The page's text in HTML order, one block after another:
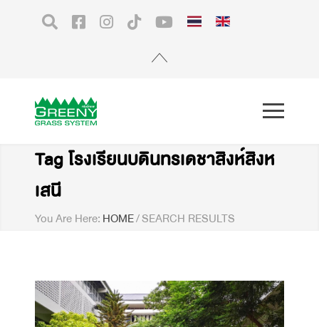
Tag โรงเรียนบดินทรเดชาสิงห์สิงห
เสนี
You Are Here: HOME/SEARCH RESULTS